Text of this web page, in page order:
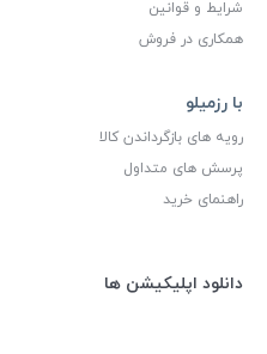
شرایط و قوانین
همکاری در فروش
با رزمیلو
رویه های بازگرداندن کالا
پرسش های متداول
راهنمای خرید
دانلود اپلیکیشن ها